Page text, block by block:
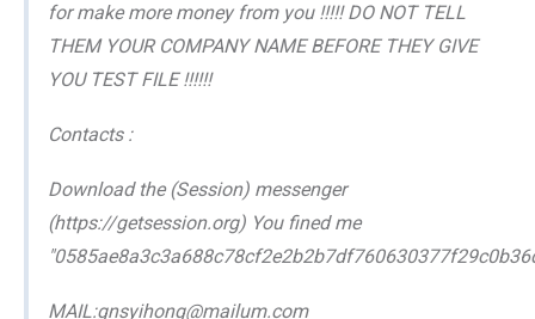
for make more money from you !!!!! DO NOT TELL
THEM YOUR COMPANY NAME BEFORE THEY GIVE
YOU TEST FILE !!!!!!
Contacts :
Download the (Session) messenger
(https://getsession.org) You fined me
MAIL:gnsyihong@mailum.com